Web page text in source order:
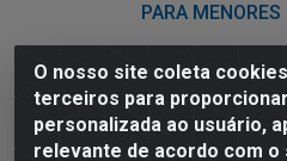
O nosso site coleta
terceiros para
personalizada ao usuário,
relevante de acordo com
PARA
Nordil Distribuidora - Avenida
Sesi - Bayeux/PB - CEP
03.775.813/